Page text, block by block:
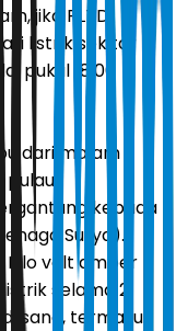
jika PLTD
listrik sekitar 5
pukul 18.00
dari malam
pulau
kepada
Surya).
Kilo volt amper
selama 2
sana, termasuk